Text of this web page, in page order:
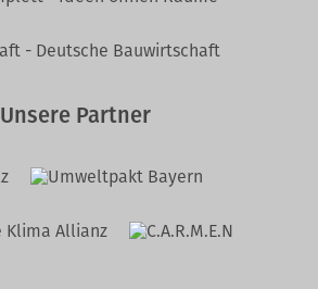
Unsere Partner